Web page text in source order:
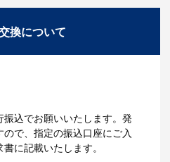
軽にご相談く
ます。
。
に必要なデ
イメージをデ
。
換について
込でお願いいたします。発
で、指定の振込口座にご入
に記載いたします。